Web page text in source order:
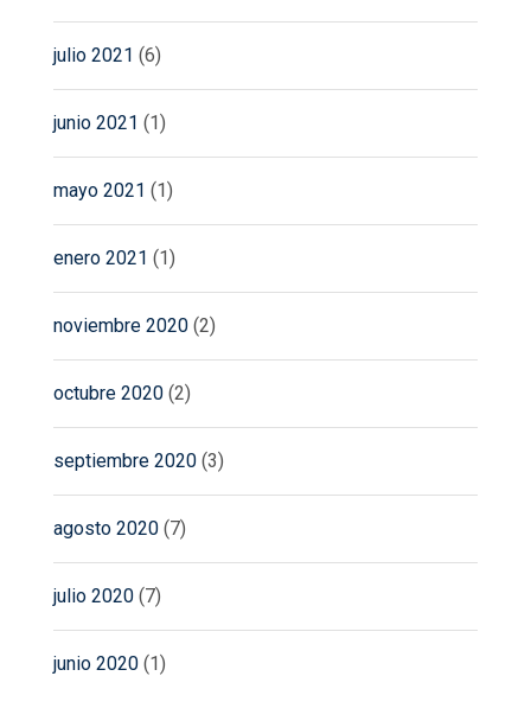
julio 2021 (6)
junio 2021 (1)
mayo 2021 (1)
enero 2021 (1)
noviembre 2020 (2)
octubre 2020 (2)
septiembre 2020 (3)
agosto 2020 (7)
julio 2020 (7)
junio 2020 (1)